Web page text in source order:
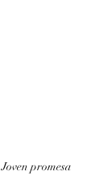
promesa